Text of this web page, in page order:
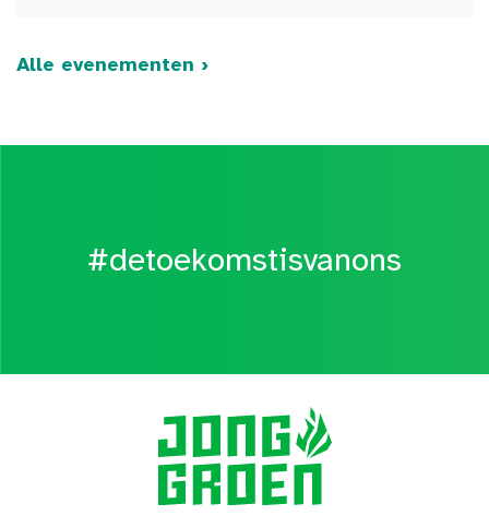
Alle evenementen ›
#detoekomstisvanons